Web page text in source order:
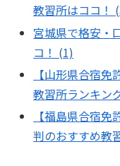
教習所はココ！
宮城県で格安・
コ！ (1)
【山形県合宿
教習所ランキン
【福島県合宿
判のおすすめ教